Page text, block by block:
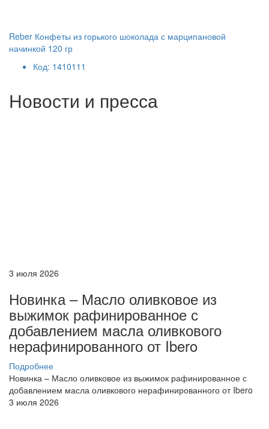
Reber Конфеты из горького шоколада с марципановой
начинкой 120 гр
Код: 1410111
Новости и пресса
3 июля 2026
Новинка – Масло оливковое из
выжимок рафинированное с
добавлением масла оливкового
нерафинированного от Ibero
Подробнее
Новинка – Масло оливковое из выжимок рафинированное с
добавлением масла оливкового нерафинированного от Ibero
3 июля 2026